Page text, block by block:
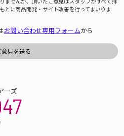
とに商品開発・サイト改善を行ってまいりま
お問い合わせ専用フォームから
ーズ